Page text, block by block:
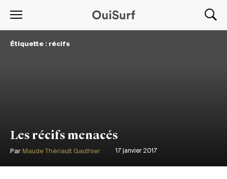
Étiquette : récifs
Les récifs menacés
17 janvier 2017
Par Maude Thériault Gauthier